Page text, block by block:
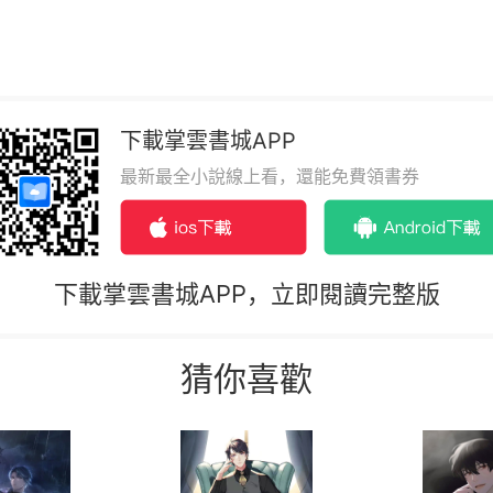
下載掌雲書城APP
最新最全小說線上看，還能免費領書券
下載掌雲書城APP，立即閱讀完整版
猜你喜歡